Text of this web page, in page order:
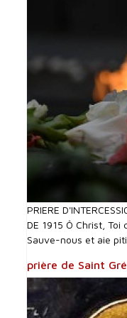
PRIERE
DE 1915 Ô Christ, Toi
Sauve-nous et aie
prière de Saint